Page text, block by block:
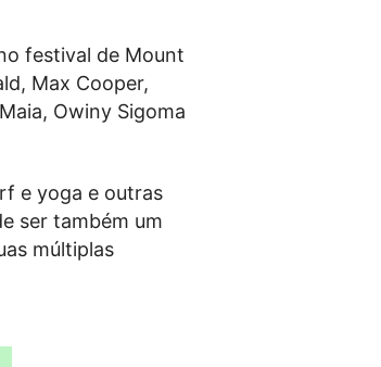
festival de Mount
Max Cooper,
Owiny Sigoma
e yoga e outras
ser também um
múltiplas